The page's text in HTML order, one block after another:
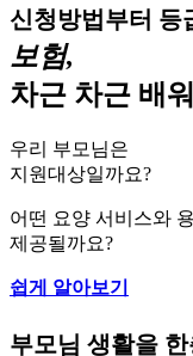
신청방법부터 등
보험,
차근 차근 배
우리 부모님은
지원대상일까요?
어떤 요양 서비스와 용
제공될까요?
쉽게 알아보기
부모님 생활을 한